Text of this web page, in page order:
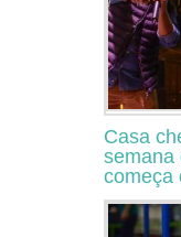
Casa
semana
começa